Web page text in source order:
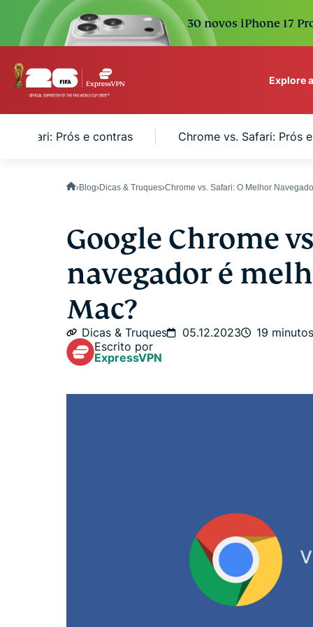
30 novos iPhone 17
Explore
VPN protection for
Safari: Prós e contras Chrome vs. Safari: Prós
Blog Dicas & Truques Chrome vs. Safari: O Melhor
Google Chrome
navegador é
Mac?
Dicas & Truques 05.12.2023
19 minutos
Escrito por
ExpressVPN